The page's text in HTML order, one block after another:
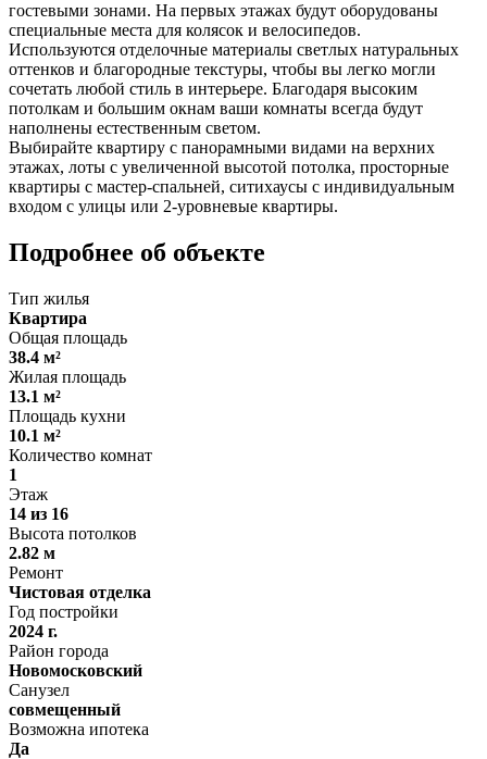
гостевыми зонами. На первых этажах будут оборудованы
специальные места для колясок и велосипедов.
Используются отделочные материалы светлых натуральных
оттенков и благородные текстуры, чтобы вы легко могли
сочетать любой стиль в интерьере. Благодаря высоким
потолкам и большим окнам ваши комнаты всегда будут
наполнены естественным светом.
Выбирайте квартиру с панорамными видами на верхних
этажах, лоты с увеличенной высотой потолка, просторные
квартиры с мастер-спальней, ситихаусы с индивидуальным
входом с улицы или 2-уровневые квартиры.
Подробнее об объекте
Тип жилья
Квартира
Общая площадь
38.4 м²
Жилая площадь
13.1 м²
Площадь кухни
10.1 м²
Количество комнат
1
Этаж
14 из 16
Высота потолков
2.82 м
Ремонт
Чистовая отделка
Год постройки
2024 г.
Район города
Новомосковский
Санузел
совмещенный
Возможна ипотека
Да